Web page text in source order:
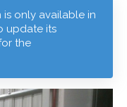
only available in
update its
the